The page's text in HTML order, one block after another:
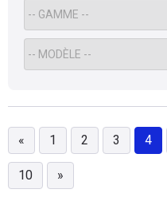
« 1 2 3 4
10 »